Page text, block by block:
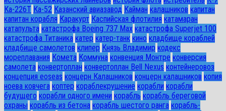
Ка-226Т Ка-52 Казанский авиазавод Кайман калашников капитан
капитан корабля Каракурт Каспийская флотилия катамаран
катапульта катастрофа Boeing 737 Max катастрофа Superjet 100
катастрофа Титаника катер катер-танк кино кладбище кораблей
кладбище самолетов клипер Князь Владимир кодекс
мореплавания Комета Коммуна конвенция Монтре конверсия
самолета конвертоплан конвертоплан Bell Nexus контейнеровоз
концепция eoseas концерн Калашников концерн калашников копия
ноева ковчега коптер кораблекрушение корабли корабли
будущего корабли одного имени корабль корабль береговой
охраны корабль из бетона корабль шестого ранга корабль-